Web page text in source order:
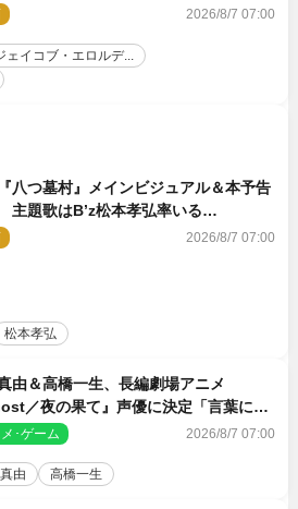
上和彦ら豪華声優陣が集結！2026/8/7 07:00
ェイコブ・エロルデ...
八つ墓村』メインビジュアル＆本予告
題歌はB’z松本孝弘率いる
DOOM」に決定
2026/8/7 07:00
松本孝弘
由＆高橋一生、長編劇場アニメ
／夜の果て』声優に決定「言葉には
い沢山の感情を思い出しました」
･ゲーム 2026/8/7 07:00
由 高橋一生